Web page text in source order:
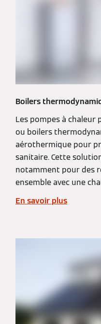
Boilers
Les pompes à chaleur
ou boilers
aérothermique pour
sanitaire. Cette
notamment pour des
ensemble avec une
En savoir plus